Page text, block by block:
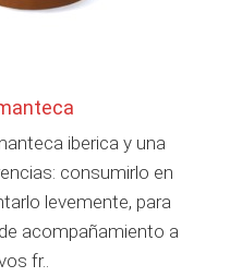
iberica y una
consumirlo en
levemente, para
acompañamiento a
fr..